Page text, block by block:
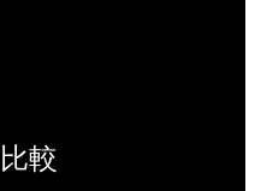
比較